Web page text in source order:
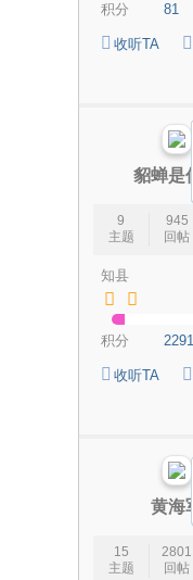
积分 81
收听TA
貂蝉是
9
主题
945
回帖
知县
积分 2291
收听TA
黄海军
15
主题
2801
回帖